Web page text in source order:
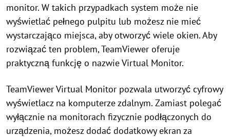
monitor. W takich przypadkach system może nie
wyświetlać pełnego pulpitu lub możesz nie mieć
wystarczająco miejsca, aby otworzyć wiele okien. Aby
rozwiązać ten problem, TeamViewer oferuje
praktyczną funkcję o nazwie Virtual Monitor.
TeamViewer Virtual Monitor pozwala utworzyć cyfrowy
wyświetlacz na komputerze zdalnym. Zamiast polegać
wyłącznie na monitorach fizycznie podłączonych do
urządzenia, możesz dodać dodatkowy ekran za